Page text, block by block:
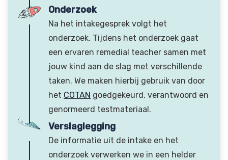
Onderzoek
Na het intakegesprek volgt het
onderzoek. Tijdens het onderzoek gaat
een ervaren remedial teacher samen met
jouw kind aan de slag met verschillende
taken. We maken hierbij gebruik van door
het COTAN goedgekeurd, verantwoord en
genormeerd testmateriaal.
Verslaglegging
De informatie uit de intake en het
onderzoek verwerken we in een helder